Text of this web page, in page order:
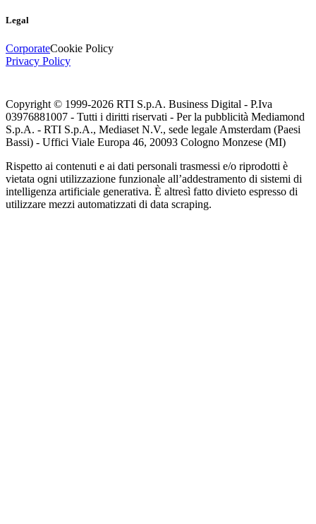
Legal
CorporateCookie Policy
Privacy Policy
Copyright © 1999-2026 RTI S.p.A. Business Digital - P.Iva
03976881007 - Tutti i diritti riservati - Per la pubblicità Mediamond
S.p.A. - RTI S.p.A., Mediaset N.V., sede legale Amsterdam (Paesi
Bassi) - Uffici Viale Europa 46, 20093 Cologno Monzese (MI)
Rispetto ai contenuti e ai dati personali trasmessi e/o riprodotti è
vietata ogni utilizzazione funzionale all’addestramento di sistemi di
intelligenza artificiale generativa. È altresì fatto divieto espresso di
utilizzare mezzi automatizzati di data scraping.